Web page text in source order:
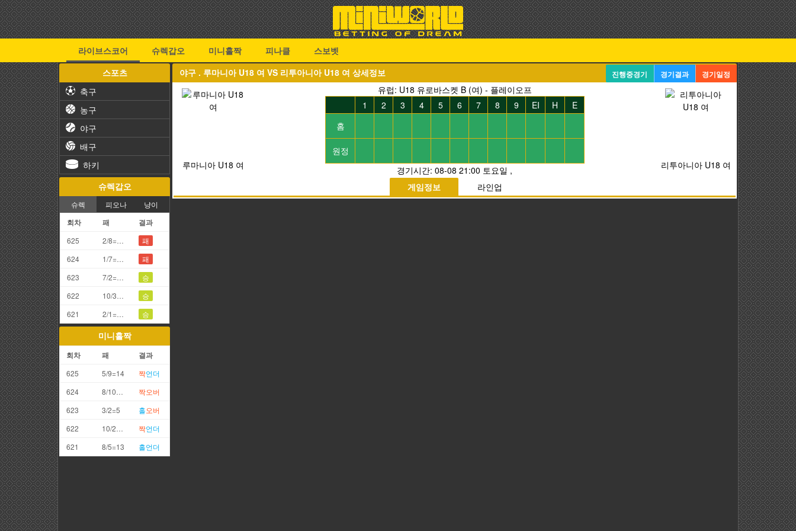
라이브스코어 슈렉갑오 미니홀짝 피나클
스보벳
스포츠
축구
농구
야구
배구
하키
슈렉갑오
슈렉 피오나 냥이
회차 패 결과
625 2/8=0끗(망통)
패
624
1/7=8끗
패
623
7/2=9끗(갑오)
승
622
10/3=3끗
승
621
2/1=3끗 승
미니홀짝
회차 패 결과
625 5/9=14 짝언더
624
8/10=18 짝오버
623
3/2=5 홀오버
622
10/2=12 짝언더
621
8/5=13 홀언더
야구 . 루마니아 U18 여 VS 리투아니아 U18 여 상세정보 진행중경기 경기결과 경기일정
루마니아 U18 여
유럽: U18 유로바스켓 B (여) - 플레이오프
1
2 3 4 5 6 7 8 9 EI H
E
홈
원정
경기시간:08-08 21:00 토요일 ,
리투아니아 U18 여
게임정보
라인업